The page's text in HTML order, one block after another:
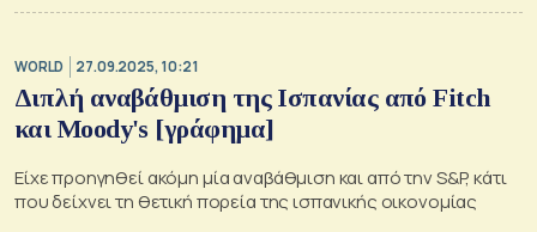
WORLD 27.09.2025, 10:21
Διπλή αναβάθμιση της Ισπανίας από Fitch
και Moody's [γράφημα]
Είχε προηγηθεί ακόμη μία αναβάθμιση και από την S&P, κάτι
που δείχνει τη θετική πορεία της ισπανικής οικονομίας